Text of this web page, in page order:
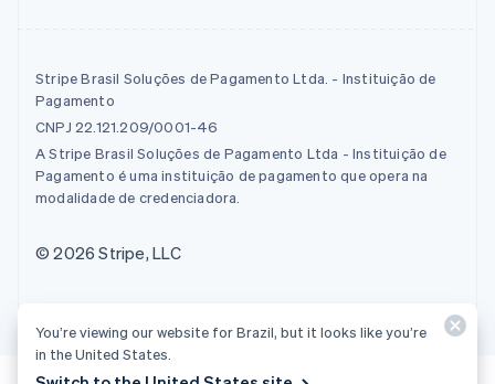
Stripe Brasil Soluções de Pagamento Ltda. - Instituição de
Pagamento
CNPJ 22.121.209/0001-46
A Stripe Brasil Soluções de Pagamento Ltda - Instituição de
Pagamento é uma instituição de pagamento que opera na
modalidade de credenciadora.
© 2026 Stripe, LLC
You’re viewing our website for Brazil, but it looks like you’re
in the United States.